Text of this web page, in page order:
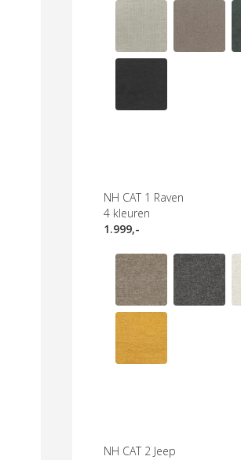
NH CAT 1 Raven
4 kleuren
1.999,-
NH CAT 2 Jeep